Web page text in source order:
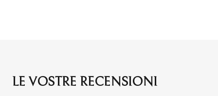
LE VOSTRE RECENSIONI